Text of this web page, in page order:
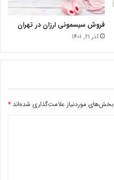
فروش سیسمونی ارزان در تهران
آذر 21, 1401
بخش‌های موردنیاز علامت‌گذاری شده‌اند *